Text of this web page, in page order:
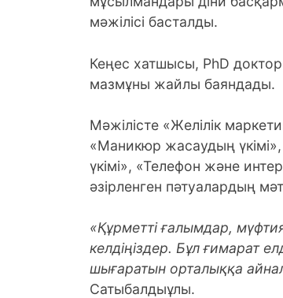
мәжілісі басталды.
Кеңес хатшысы, PhD
мазмұны жайлы баяндады.
Мәжілісте «Желілік
«Маникюр жасаудың
үкімі», «Телефон және
әзірленген пәтуалардың
«Құрметті ғалымдар,
келдіңіздер. Бұл ғимарат
шығаратын орталыққа
Сатыбалдыұлы.